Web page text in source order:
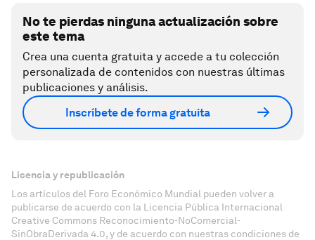
No te pierdas ninguna actualización sobre
este tema
Crea una cuenta gratuita y accede a tu colección
personalizada de contenidos con nuestras últimas
publicaciones y análisis.
Inscríbete de forma gratuita
Licencia y republicación
Los artículos del Foro Económico Mundial pueden volver a
publicarse de acuerdo con la Licencia Pública Internacional
Creative Commons Reconocimiento-NoComercial-
SinObraDerivada 4.0, y de acuerdo con nuestras condiciones de